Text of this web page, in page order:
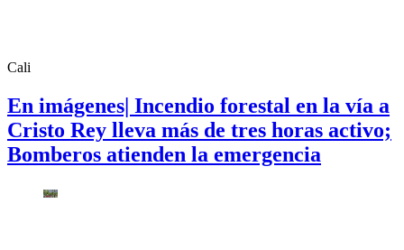
Cali
En imágenes| Incendio forestal en la vía a
Cristo Rey lleva más de tres horas activo;
Bomberos atienden la emergencia